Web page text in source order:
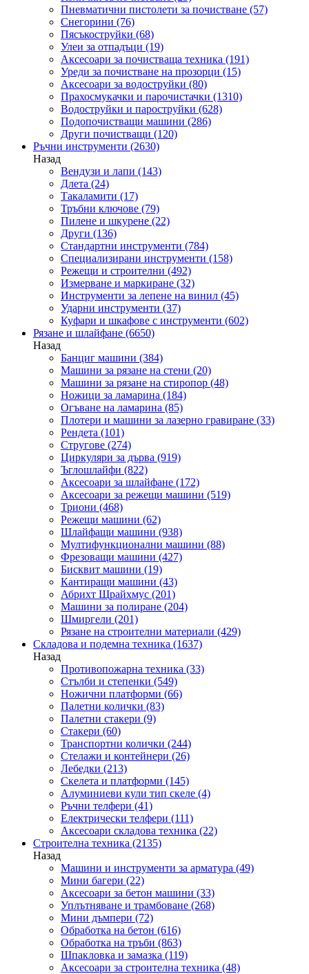
Пневматични пистолети за почистване (57)
Снегорини (76)
Пясъкоструйки (68)
Улеи за отпадъци (19)
Аксесоари за почистваща техника (191)
Уреди за почистване на прозорци (15)
Аксесоари за водоструйки (80)
Прахосмукачки и парочистачки (1310)
Водоструйки и пароструйки (628)
Подопочистващи машини (286)
Други почистващи (120)
Ръчни инструменти (2630)
Назад
Вендузи и лапи (143)
Длета (24)
Такаламити (17)
Тръбни ключове (79)
Пилене и шкурене (22)
Други (136)
Стандартни инструменти (784)
Специализирани инструменти (158)
Режещи и строителни (492)
Измерване и маркиране (32)
Инструменти за лепене на винил (45)
Ударни инструменти (37)
Куфари и шкафове с инструменти (602)
Рязане и шлайфане (6650)
Назад
Банциг машини (384)
Машини за рязане на стени (20)
Машини за рязане на стиропор (48)
Ножици за ламарина (184)
Огъване на ламарина (85)
Плотери и машини за лазерно гравиране (33)
Рендета (101)
Стругове (274)
Циркуляри за дърва (919)
Ъглошлайфи (822)
Аксесоари за шлайфане (172)
Аксесоари за режещи машини (519)
Триони (468)
Режещи машини (62)
Шлайфащи машини (938)
Мултифункционални машини (88)
Фрезоващи машини (427)
Бисквит машини (19)
Кантиращи машини (43)
Абрихт Щрайхмус (201)
Машини за полиране (204)
Шмиргели (201)
Рязане на строителни материали (429)
Складова и подемна техника (1637)
Назад
Противопожарна техника (33)
Стълби и степенки (549)
Ножични платформи (66)
Палетни колички (83)
Палетни стакери (9)
Стакери (60)
Транспортни колички (244)
Стелажи и контейнери (26)
Лебедки (213)
Скелета и платформи (145)
Алуминиеви кули тип скеле (4)
Ръчни телфери (41)
Електрически телфери (111)
Аксесоари складова техника (22)
Строителна техника (2135)
Назад
Машини и инструменти за арматура (49)
Мини багери (22)
Аксесоари за бетон машини (33)
Уплътняване и трамбоване (268)
Мини дъмпери (72)
Обработка на бетон (616)
Обработка на тръби (863)
Шпакловка и замазка (119)
Аксесоари за строителна техника (48)